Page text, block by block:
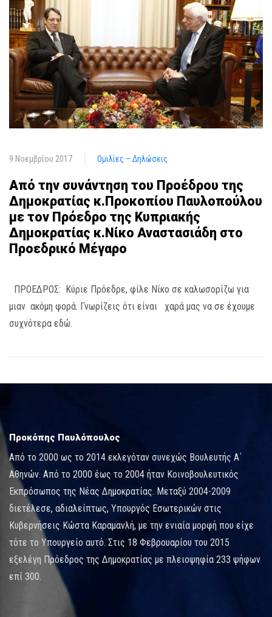
9 Νοεμβρίου 2017 Ομιλίες – Δηλώσεις
Από την συνάντηση του Προέδρου της
Δημοκρατίας κ.Προκοπίου Παυλοπούλου
με τον Πρόεδρο της Κυπριακής
Δημοκρατίας κ.Νίκο Αναστασιάδη στο
Προεδρικό Μέγαρο
ΠΡΟΕΔΡΟΣ: Κύριε Πρόεδρε, φίλε Νίκο σε καλωσορίζω για
μιαν ακόμη φορά. Γνωρίζεις ότι είναι χαρά μας να σε έχουμε
συχνότερα εδώ.
Προκόπης Παυλόπουλος
Από το 2000 ως το 2014 εκλεγόταν συνεχώς Βουλευτής Α΄
Αθηνών. Από το 2000 έως το 2004 ήταν Κοινοβουλευτικός
Εκπρόσωπος της Νέας Δημοκρατίας. Μεταξύ 2004-2009
διετέλεσε, αδιαλείπτως, Υπουργός Εσωτερικών στις
Κυβερνήσεις Κώστα Καραμανλή, με την ενιαία μορφή που είχε
τότε το Υπουργείο αυτό. Στις 18 Φεβρουαρίου του 2015
εξελέγη Πρόεδρος της Δημοκρατίας με πλειοψηφία 233 ψήφων
επί 300.